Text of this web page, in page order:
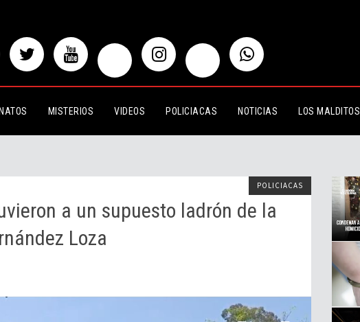
MISTERIOS VIDEOS POLICIACAS NOTICIAS LOS MALDITOS
a un supuesto ladrón de la colonia
POLICIACAS
a un supuesto ladrón de la
Loza